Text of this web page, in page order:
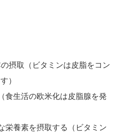
摂取（ビタミンは皮脂をコン
）
食生活の欧米化は皮脂腺を発
栄養素を摂取する（ビタミン